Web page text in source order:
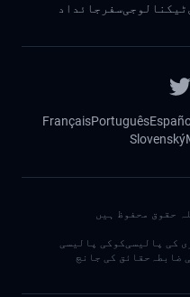
ٹیکنالوجیسفر جائداد
Português
Français
Slovenský
حقوق محفوظ ہیں
کی پالیسیکوکی پالیسی
ضابطہ حقائق کی جانچ